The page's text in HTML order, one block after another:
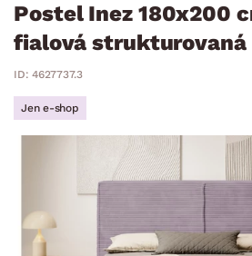
Postel Inez 180x200
fialová
ID: 4627737.3
Jen e-shop